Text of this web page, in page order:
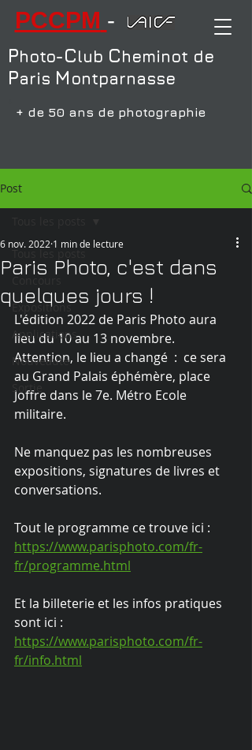
PCCPM -
+ de 50 ans de photographie
Photo-Club Cheminot de
Paris M ontparnasse
Post
Expositions
Applications
Nouveauté
Sortie
Paris Photo, c'est dans
quelques jours !
6 nov. 2022 1 min de lecture
L'édition 2022 de Paris Photo aura
lieu du 10 au 13 novembre.
Attention, le lieu a changé  :  ce sera
au Grand Palais éphémère, place
Joffre dans le 7e. Métro Ecole
militaire.
Ne manquez pas les nombreuses
expositions, signatures de livres et
conversations.
Tout le programme ce trouve ici :
https://www.parisphoto.com/fr-
fr/programme.html
Et la billeterie et les infos pratiques
sont ici :
https://www.parisphoto.com/fr-
fr/info.html